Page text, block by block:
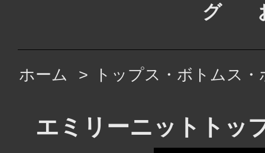
グ
ホーム > トップス・ボトムス
エミリーニットト